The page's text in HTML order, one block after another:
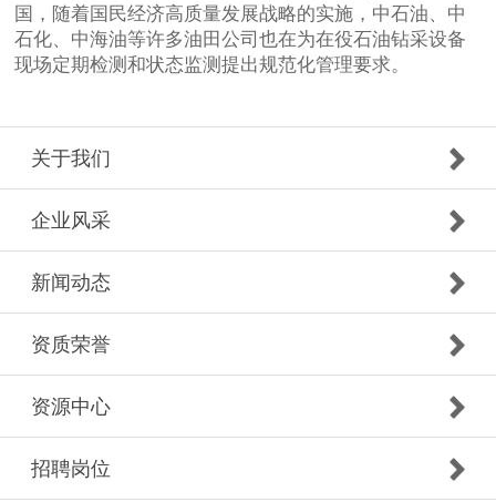
国，随着国民经济高质量发展战略的实施，中石油、中
石化、中海油等许多油田公司也在为在役石油钻采设备
现场定期检测和状态监测提出规范化管理要求。
关于我们
企业风采
新闻动态
资质荣誉
资源中心
招聘岗位